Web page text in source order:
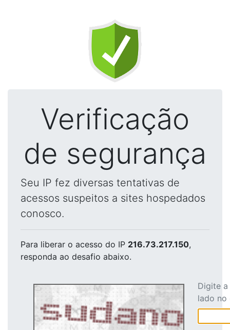
Verificação
de segurança
Seu IP fez diversas tentativas de
acessos suspeitos a sites hospedados
conosco.
Para liberar o acesso do IP 216.73.217.150,
responda ao desafio abaixo.
Digite
lado no